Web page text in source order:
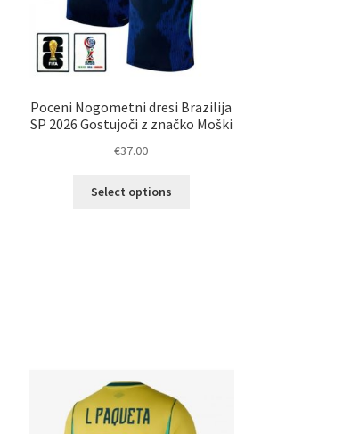
Poceni Nogometni dresi Brazilija
SP 2026 Gostujoči z značko Moški
€37.00
Select options